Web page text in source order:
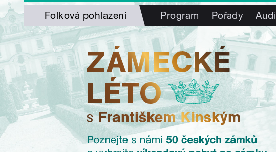
Folková pohlazení Program Pořady